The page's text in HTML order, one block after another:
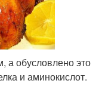
а обусловлено это
и аминокислот.